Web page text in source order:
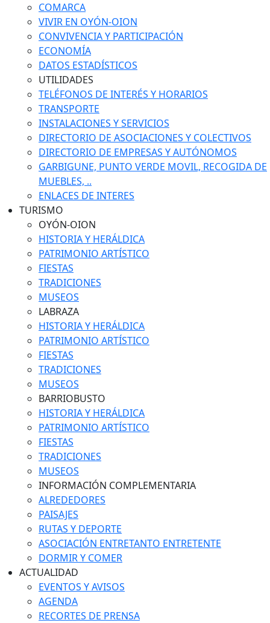
COMARCA
VIVIR EN OYÓN-OION
CONVIVENCIA Y PARTICIPACIÓN
ECONOMÍA
DATOS ESTADÍSTICOS
UTILIDADES
TELÉFONOS DE INTERÉS Y HORARIOS
TRANSPORTE
INSTALACIONES Y SERVICIOS
DIRECTORIO DE ASOCIACIONES Y COLECTIVOS
DIRECTORIO DE EMPRESAS Y AUTÓNOMOS
GARBIGUNE, PUNTO VERDE MOVIL, RECOGIDA DE
MUEBLES, ..
ENLACES DE INTERES
TURISMO
OYÓN-OION
HISTORIA Y HERÁLDICA
PATRIMONIO ARTÍSTICO
FIESTAS
TRADICIONES
MUSEOS
LABRAZA
HISTORIA Y HERÁLDICA
PATRIMONIO ARTÍSTICO
FIESTAS
TRADICIONES
MUSEOS
BARRIOBUSTO
HISTORIA Y HERÁLDICA
PATRIMONIO ARTÍSTICO
FIESTAS
TRADICIONES
MUSEOS
INFORMACIÓN COMPLEMENTARIA
ALREDEDORES
PAISAJES
RUTAS Y DEPORTE
ASOCIACIÓN ENTRETANTO ENTRETENTE
DORMIR Y COMER
ACTUALIDAD
EVENTOS Y AVISOS
AGENDA
RECORTES DE PRENSA